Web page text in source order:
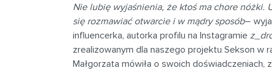
Nie lubię wyjaśnienia, że ktoś ma chore nóżki.
się rozmawiać otwarcie i w mądry sposób–
influencerka, autorka profilu na Instagramie
zrealizowanym dla naszego projektu Sekson w
Małgorzata mówiła o swoich